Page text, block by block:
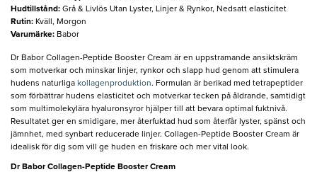
Hudtillstånd: Grå & Livlös Utan Lyster, Linjer & Rynkor, Nedsatt elasticitet
Rutin: Kväll, Morgon
Varumärke: Babor
Dr Babor Collagen-Peptide Booster Cream är en uppstramande ansiktskräm
som motverkar och minskar linjer, rynkor och slapp hud genom att stimulera
hudens naturliga kollagenproduktion. Formulan är berikad med tetrapeptider
som förbättrar hudens elasticitet och motverkar tecken på åldrande, samtidigt
som multimolekylära hyaluronsyror hjälper till att bevara optimal fuktnivå.
Resultatet ger en smidigare, mer återfuktad hud som återfår lyster, spänst och
jämnhet, med synbart reducerade linjer. Collagen-Peptide Booster Cream är
idealisk för dig som vill ge huden en friskare och mer vital look.
Dr Babor Collagen-Peptide Booster Cream